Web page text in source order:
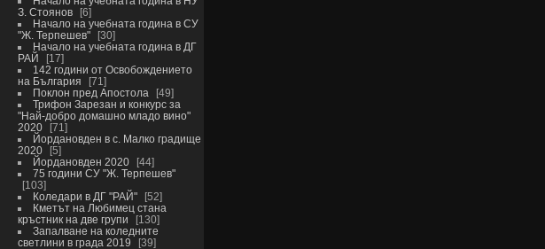
З. Стоянов
6
Начало на учебната година в СУ
"Ж. Терпешев"
30
Начало на учебната година в ДГ
РАЙ
17
142 години от Освобождението
на България
71
Поклон пред Апостола
49
Трифон Зарезан и конкурс за
"Най-добро домашно младо вино"
2020
71
Йордановден в с. Малко градище
2020
5
Йордановден 2020
44
75 години СУ "Ж. Терпешев"
103
Коледари в ДГ "РАЙ"
52
Кметът на Любимец стана
кръстник на две групи
130
Запалване на коледните
светлини в града 2019
39